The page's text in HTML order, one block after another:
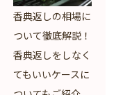
香典返しの相場に
ついて徹底解説！
香典返しをしなく
てもいいケースに